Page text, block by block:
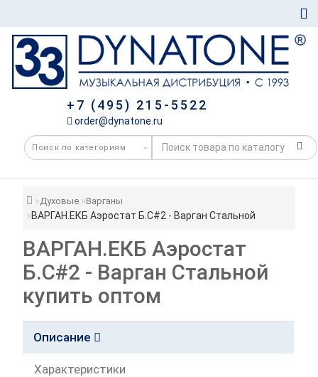
+7 (495) 215-5522
order@dynatone.ru
Духовые Варганы
ВАРГАН.ЕКБ Аэростат Б.С#2 - Варган Стальной
ВАРГАН.ЕКБ Аэростат
Б.С#2 - Варган Стальной
купить оптом
Описание
Характеристики